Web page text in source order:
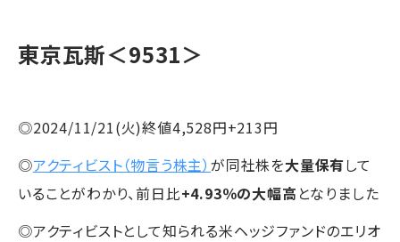
東京瓦斯＜9531＞
◎2024/11/21(火)終値4,528円+213円
◎アクティビスト（物言う株主）が同社株を大量保有して
いることがわかり、前日比+4.93％の大幅高 となりました
◎アクティビストとして知られる米ヘッジファンドのエリオ